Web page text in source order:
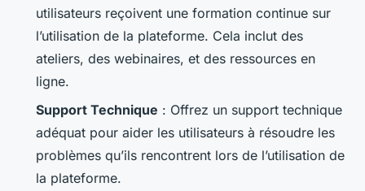
utilisateurs reçoivent une formation continue sur
l’utilisation de la plateforme. Cela inclut des
ateliers, des webinaires, et des ressources en
ligne.
Support Technique : Offrez un support technique
adéquat pour aider les utilisateurs à résoudre les
problèmes qu’ils rencontrent lors de l’utilisation de
la plateforme.